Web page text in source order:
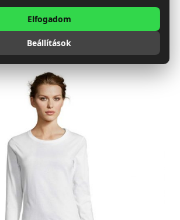
Featured
New
Popular
Elfogadom
Beállítások